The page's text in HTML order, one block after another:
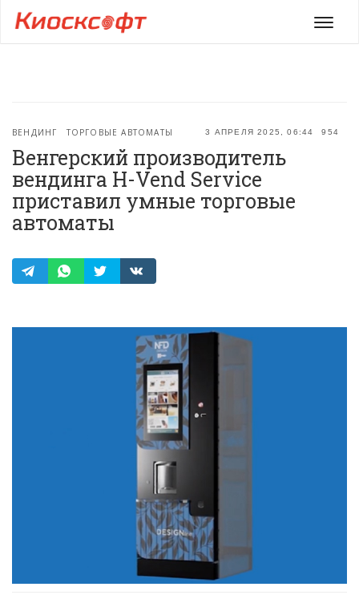
Меню
3 АПРЕЛЯ 2025, 06:44 954
ВЕНДИНГ ТОРГОВЫЕ АВТОМАТЫ
Венгерский производитель
вендинга H-Vend Service
приставил умные торговые
автоматы